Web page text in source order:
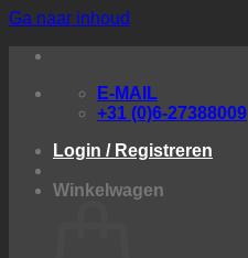
Ga naar inhoud
E-MAIL
+31 (0)6-27388009
Login / Registreren
Winkelwagen